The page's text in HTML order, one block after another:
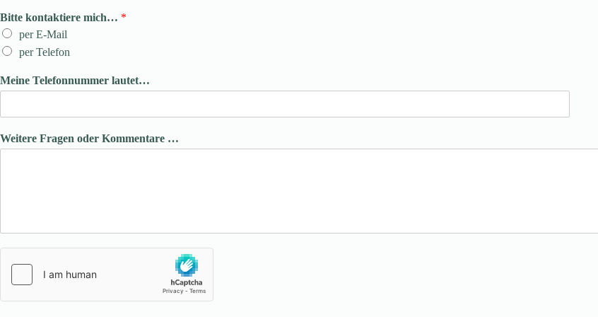
Bitte kontaktiere mich… *
per E-Mail
per Telefon
Meine Telefonnummer lautet…
Weitere Fragen oder Kommentare …